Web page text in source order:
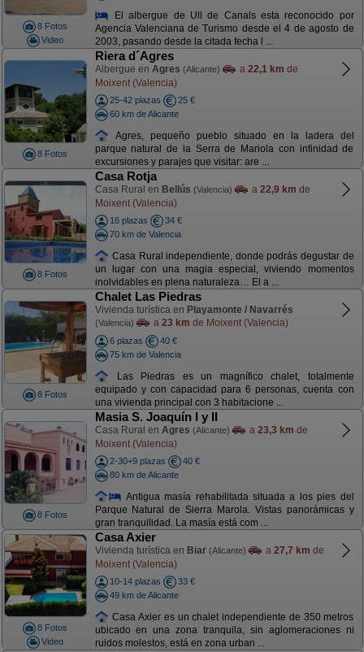
8 Fotos
Video
El albergue de Ull de Canals esta reconocido por
Agencia Valenciana de Turismo desde el 4 de agosto de
2003, pasando desde la citada fecha l ...
8 Fotos
Riera d´Agres
Albergue en Agres (Alicante) a 22,1 km de
Moixent (Valencia)
25-42 plazas
25 €
60 km de Alicante
Agres, pequeño pueblo situado en la ladera del
parque natural de la Serra de Mariola con infinidad de
excursiones y parajes que visitar: are ...
8 Fotos
Casa Rotja
Casa Rural en Bellús (Valencia) a 22,9 km de
Moixent (Valencia)
16 plazas
34 €
70 km de Valencia
Casa Rural independiente, donde podrás degustar de
un lugar con una magia especial, viviendo momentos
inolvidables en plena naturaleza… El a ...
8 Fotos
Chalet Las Piedras
Vivienda turística en Playamonte / Navarrés
(Valencia) a 23 km de Moixent (Valencia)
6 plazas
40 €
75 km de Valencia
Las Piedras es un magnífico chalet, totalmente
equipado y con capacidad para 6 personas, cuenta con
una vivienda principal con 3 habitacione ...
8 Fotos
Masia S. Joaquín I y II
Casa Rural en Agres (Alicante) a 23,3 km de
Moixent (Valencia)
2-30+9 plazas
40 €
80 km de Alicante
Antigua masía rehabilitada situada a los pies del
Parque Natural de Sierra Marola. Vistas panorámicas y
gran tranquilidad. La masía está com ...
8 Fotos
Video
Casa Axier
Vivienda turística en Biar (Alicante) a 27,7 km de
Moixent (Valencia)
10-14 plazas
33 €
49 km de Alicante
Casa Axier es un chalet independiente de 350 metros
ubicado en una zona tranquila, sin aglomeraciones ni
ruidos molestos, está en zona urban ...